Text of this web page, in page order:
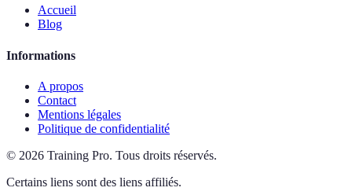
Accueil
Blog
Informations
A propos
Contact
Mentions légales
Politique de confidentialité
© 2026 Training Pro. Tous droits réservés.
Certains liens sont des liens affiliés.